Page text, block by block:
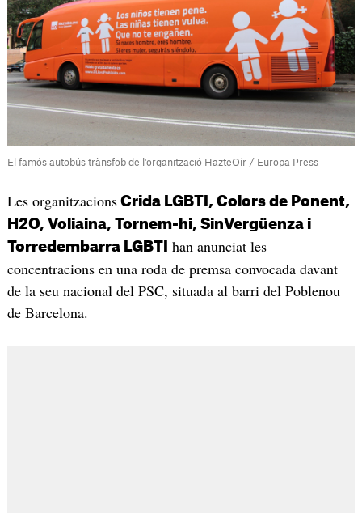
El famós autobús trànsfob de l'organització HazteOír / Europa Press
Les organitzacionsCrida LGBTI, Colors de Ponent,
H2O, Voliaina, Tornem-hi, SinVergüenza i
Torredembarra LGBTI
han anunciat les
concentracions en una roda de premsa convocada davant
de la seu nacional del PSC, situada al barri del Poblenou
de Barcelona.